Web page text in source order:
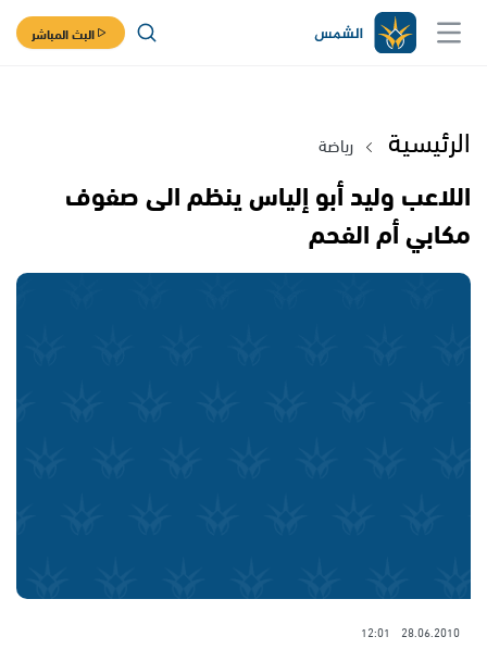
البث المباشر
الرئيسية رياضة
اللاعب وليد أبو إلياس ينظم الى صفوف
مكابي أم الفحم
28.06.2010
12:01